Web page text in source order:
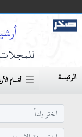
للمجلات
الرئيسة أقسام